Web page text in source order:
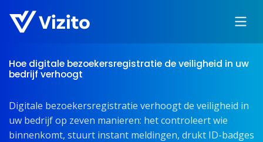
Hoe digitale bezoekersregistratie de veiligheid in uw
bedrijf verhoogt
Digitale bezoekersregistratie verhoogt de veiligheid in
uw bedrijf op zeven manieren: het controleert wie
binnenkomt, stuurt instant meldingen, drukt ID-badges